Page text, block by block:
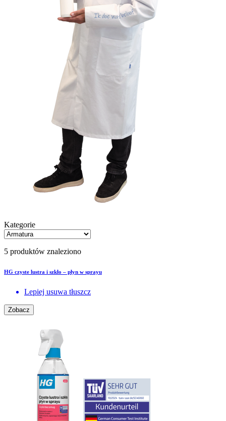
Kategorie
5 produktów znaleziono
HG czyste lustra i szkło – płyn w sprayu
Lepiej usuwa tłuszcz
Zobacz